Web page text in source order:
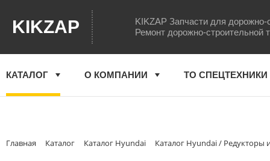
KIKZAP
KIKZAP Запчасти для дорожно-
Ремонт дорожно-строительной
КАТАЛОГ О КОМПАНИИ ТО СПЕЦТЕХНИКИ
Главная Каталог Каталог Hyundai Каталог Hyundai / Редукторы